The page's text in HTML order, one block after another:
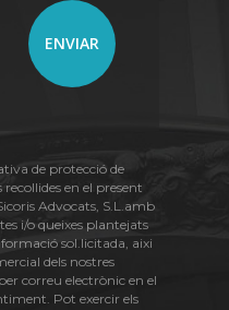
de protecció de
en el present
Advocats, S.L.amb
i/o queixes plantejats
sol.licitada, aixi
dels nostres
correu electrònic en el
Pot exercir els